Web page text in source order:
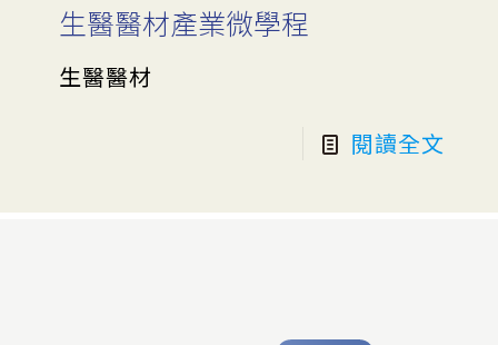
生醫醫材產業微學程
生醫醫材
閱讀全文